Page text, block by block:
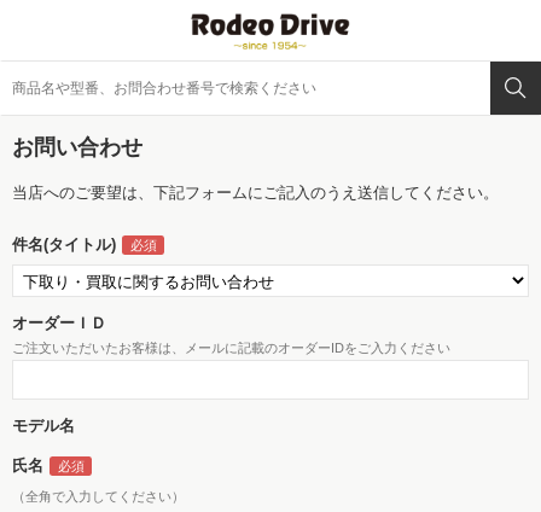
お問い合わせ
当店へのご要望は、下記フォームにご記入のうえ送信してください。
件名(タイトル)
オーダーＩＤ
ご注文いただいたお客様は、メールに記載のオーダーIDをご入力ください
モデル名
氏名
（全角で入力してください）